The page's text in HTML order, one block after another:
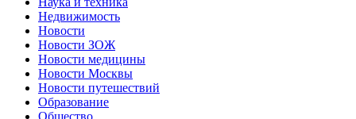
Недвижимость
Новости
Новости ЗОЖ
Новости медицины
Новости Москвы
Новости путешествий
Образование
Общество